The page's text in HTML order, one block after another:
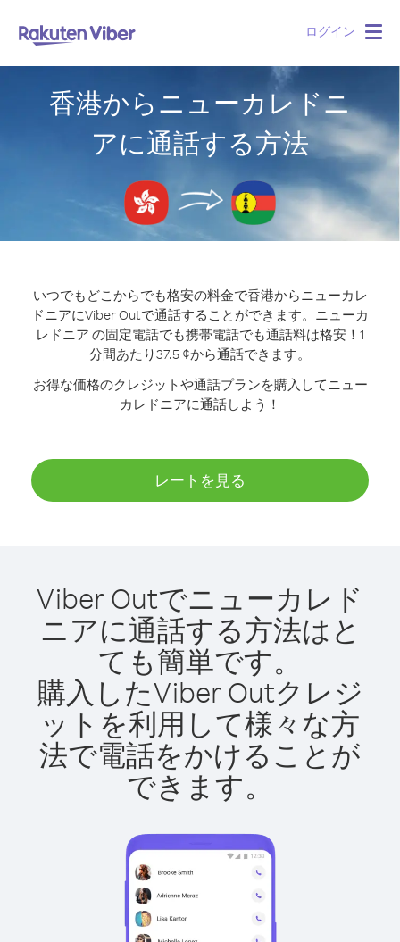
ログイン
香港からニューカレドニ
アに通話する方法
いつでもどこからでも格安の料金で香港からニューカレ
ドニアにViber Outで通話することができます。 ニューカ
レドニア の固定電話でも携帯電話でも通話料は格安！1
分間あたり37.5 ¢から通話できます。
お得な価格のクレジットや通話プランを購入してニュー
カレドニアに通話しよう！
レートを見る
Viber Outでニューカレド
ニアに通話する方法はと
ても簡単です。
購入したViber Outクレジ
ットを利用して様々な方
法で電話をかけることが
できます。